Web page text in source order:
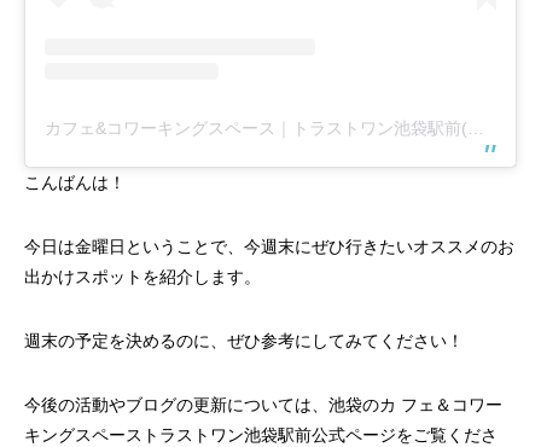
こんばんは！
今日は金曜日ということで、今週末にぜひ行きたいオススメのお
出かけスポットを紹介します。
週末の予定を決めるのに、ぜひ参考にしてみてください！
今後の活動やブログの更新については、 池袋のカ フェ＆コワー
キングスペーストラストワン池袋駅前公式ページをご覧くださ